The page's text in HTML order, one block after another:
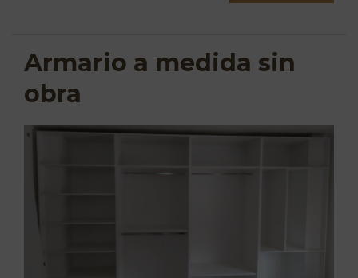
Armario a medida sin
obra